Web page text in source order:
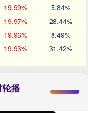
19.99% 5.84%
19.97% 28.44%
19.96% 8.49%
19.93% 31.42%
播